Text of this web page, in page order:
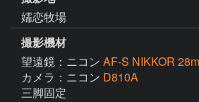
嬬恋牧場
撮影機材
望遠鏡：ニコン AF-S NIKKOR
カメラ：ニコン D810A
三脚固定